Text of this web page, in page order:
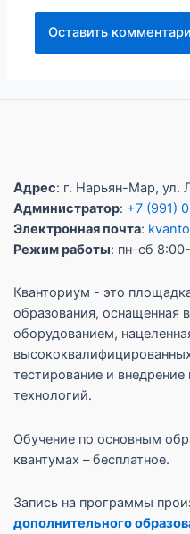
Адрес: г. Нарьян-Мар, ул.
Администратор: +7 (991)
Электронная почта:
Режим работы: пн–сб
Кванториум - это
образования, оснащенная
оборудованием,
тестирование и
технологий.
Обучение по основным
квантумах – бесплатное.
Запись на программы
дополнительного